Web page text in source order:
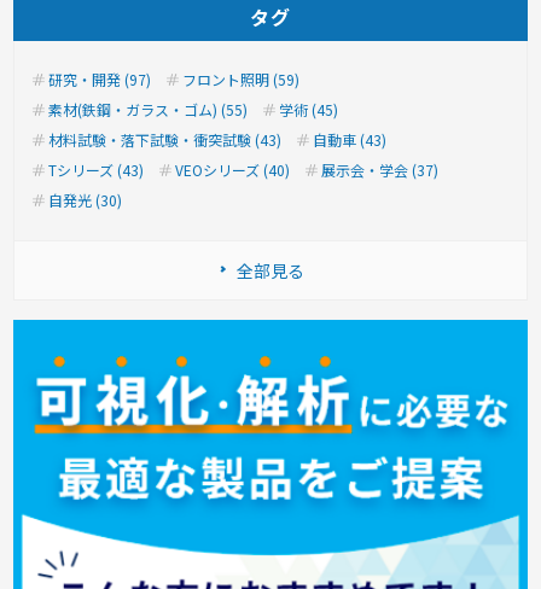
タグ
研究・開発 (97)
フロント照明 (59)
素材(鉄鋼・ガラス・ゴム) (55)
学術 (45)
材料試験・落下試験・衝突試験 (43)
自動車 (43)
Tシリーズ (43)
VEOシリーズ (40)
展示会・学会 (37)
自発光 (30)
全部見る